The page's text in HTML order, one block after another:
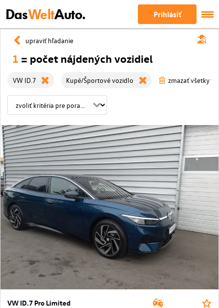
DasWeltAuto. Prihlásiť
upraviť hľadanie
1 = počet nájdených vozidiel
VW ID.7 Kupé/Športové vozidlo zmazať všetky
VW ID.7 Pro Limited